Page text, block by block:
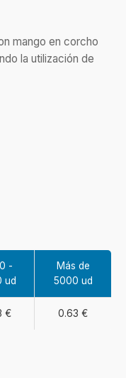
mango en corcho
la utilización de
-
ud
Más de
5000 ud
€ 0.63 €